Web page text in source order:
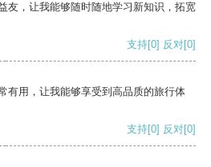
友，让我能够随时随地学习新知识，拓宽
支持[0] 反对[0]
有用，让我能够享受到高品质的旅行体
支持[0] 反对[0]